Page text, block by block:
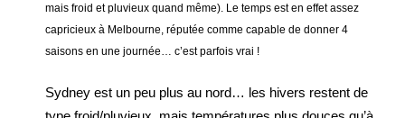
mais froid et pluvieux quand même). Le temps est en effet assez
capricieux à Melbourne, réputée comme capable de donner 4
saisons en une journée… c’est parfois vrai !
Sydney est un peu plus au nord… les hivers restent de